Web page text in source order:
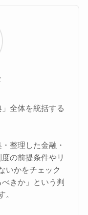
全体を統括する
整理した金融・
の前提条件やリ
いかをチェック
きか」という判
。